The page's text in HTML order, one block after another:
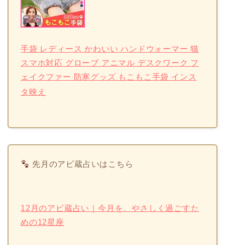
手袋 レディース かわいい ハンドウォーマー 猫
スマホ対応 グローブ アニマル デスクワーク フ
ェイクファー 防寒グッズ もこもこ手袋 インス
タ映え
先月のアビ蔵占いはこちら
12月のアビ蔵占い｜今月を、やさしく過ごすた
めの12星座